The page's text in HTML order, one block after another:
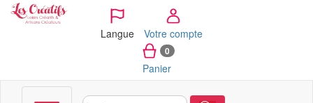
Langue Votre compte
0
Panier
Panneau de gestion des cookies